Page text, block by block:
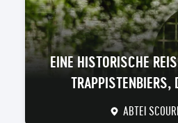
EINE HISTORISCHE
TRAPPISTENBIERS,
ABTEI